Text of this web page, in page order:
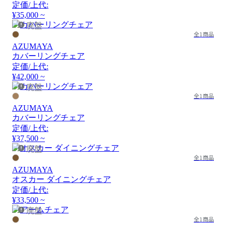
定価/上代:
¥35,000 ~
廃盤
全1商品
AZUMAYA
カバーリングチェア
定価/上代:
¥42,000 ~
廃盤
全1商品
AZUMAYA
カバーリングチェア
定価/上代:
¥37,500 ~
廃盤
全1商品
AZUMAYA
オスカー ダイニングチェア
定価/上代:
¥33,500 ~
廃盤
全1商品